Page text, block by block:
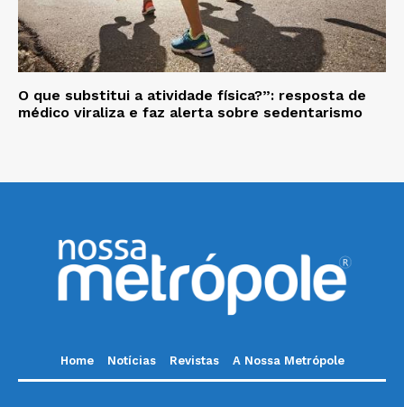
O que substitui a atividade física?”: resposta de
médico viraliza e faz alerta sobre sedentarismo
Home Notícias Revistas A Nossa Metrópole